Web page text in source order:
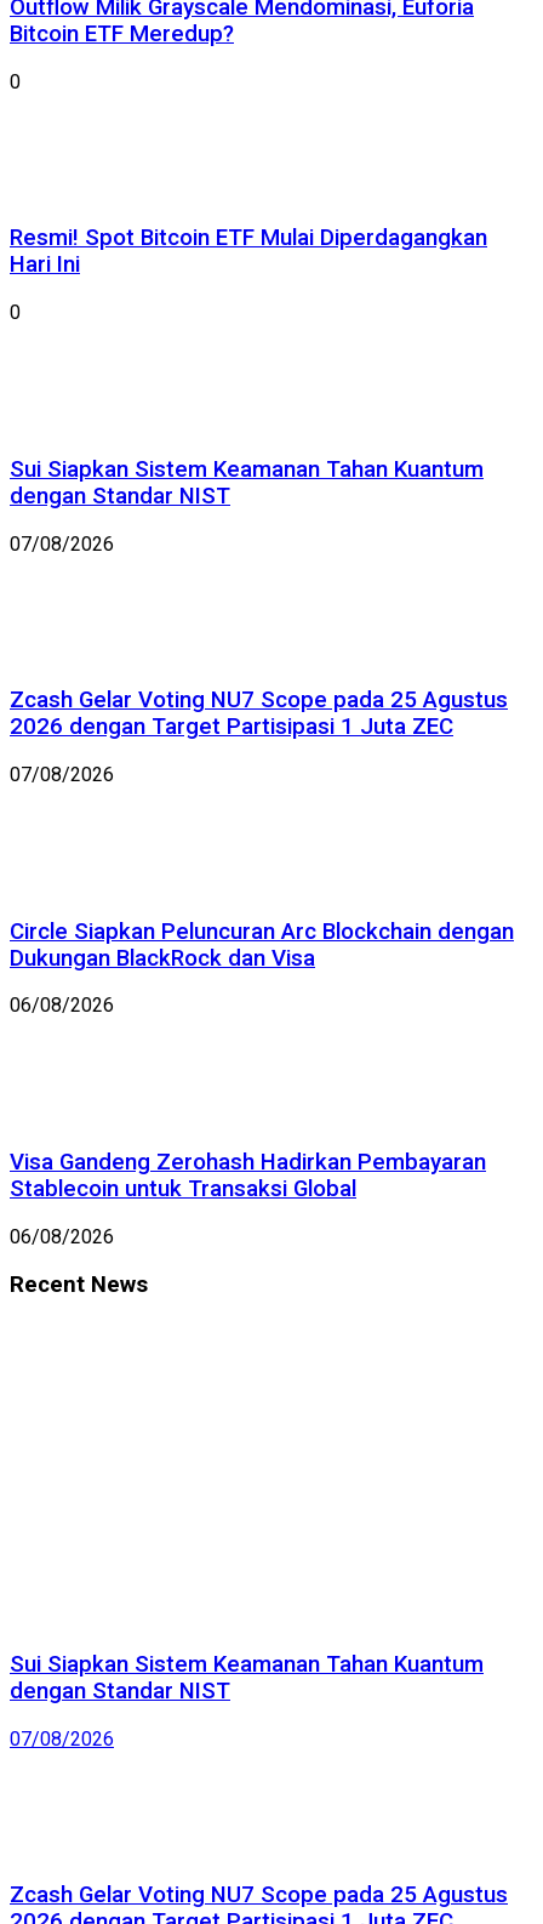
Outflow Milik Grayscale Mendominasi, Euforia
Bitcoin ETF Meredup?
0
Resmi! Spot Bitcoin ETF Mulai Diperdagangkan
Hari Ini
0
Sui Siapkan Sistem Keamanan Tahan Kuantum
dengan Standar NIST
07/08/2026
Zcash Gelar Voting NU7 Scope pada 25 Agustus
2026 dengan Target Partisipasi 1 Juta ZEC
07/08/2026
Circle Siapkan Peluncuran Arc Blockchain dengan
Dukungan BlackRock dan Visa
06/08/2026
Visa Gandeng Zerohash Hadirkan Pembayaran
Stablecoin untuk Transaksi Global
06/08/2026
Recent News
Sui Siapkan Sistem Keamanan Tahan Kuantum
dengan Standar NIST
07/08/2026
Zcash Gelar Voting NU7 Scope pada 25 Agustus